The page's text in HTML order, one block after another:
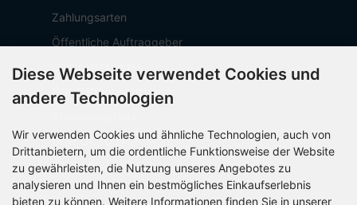
Zahlungsarten
Öffentliche Auftraggeber
Geschäftskunden
Beschaffungsplattform
Über OCTO IT
Sitemap
Diese Webseite verwendet Cookies und
andere Technologien
Wir verwenden Cookies und ähnliche Technologien, auch von
Drittanbietern, um die ordentliche Funktionsweise der Website
zu gewährleisten, die Nutzung unseres Angebotes zu
analysieren und Ihnen ein bestmögliches Einkaufserlebnis
bieten zu können. Weitere Informationen finden Sie in unserer